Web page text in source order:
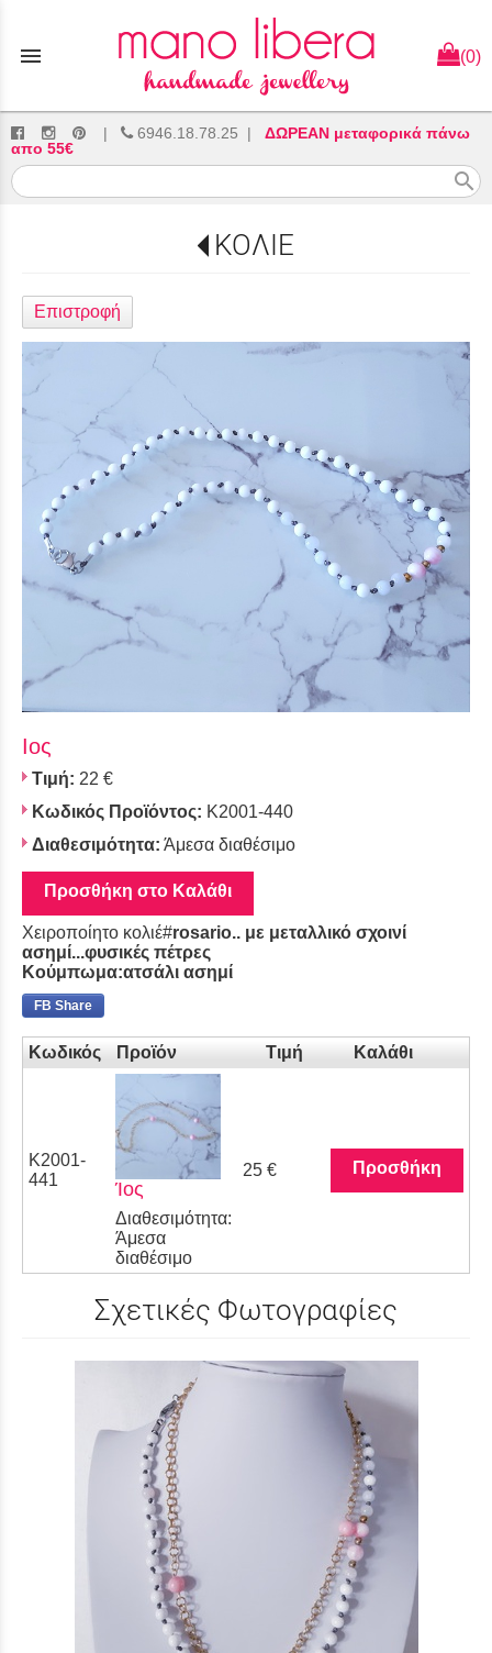
menu (0)
| 6946.18.78.25 | ΔΩΡΕΑΝ μεταφορικά πάνω
απο 55€
search
ΚΟΛΙΕ
Επιστροφή
Ιος
Τιμή: 22 €
Κωδικός Προϊόντος: Κ2001-440
Διαθεσιμότητα: Άμεσα διαθέσιμο
Προσθήκη στο Καλάθι
Χειροποίητο κολιέ#rosario.. με μεταλλικό σχοινί
ασημί...φυσικές πέτρες
Κούμπωμα:ατσάλι ασημί
FB Share
Κωδικός Προϊόν Τιμή Καλάθι
Κ2001-
441
Ίος
Διαθεσιμότητα:
Άμεσα
διαθέσιμο
25 € Προσθήκη
Σχετικές Φωτογραφίες